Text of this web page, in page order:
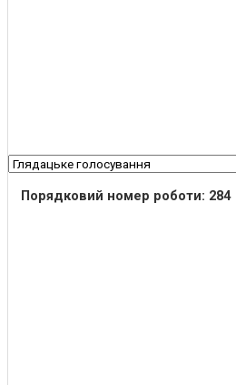
Порядковий номер роботи: 284